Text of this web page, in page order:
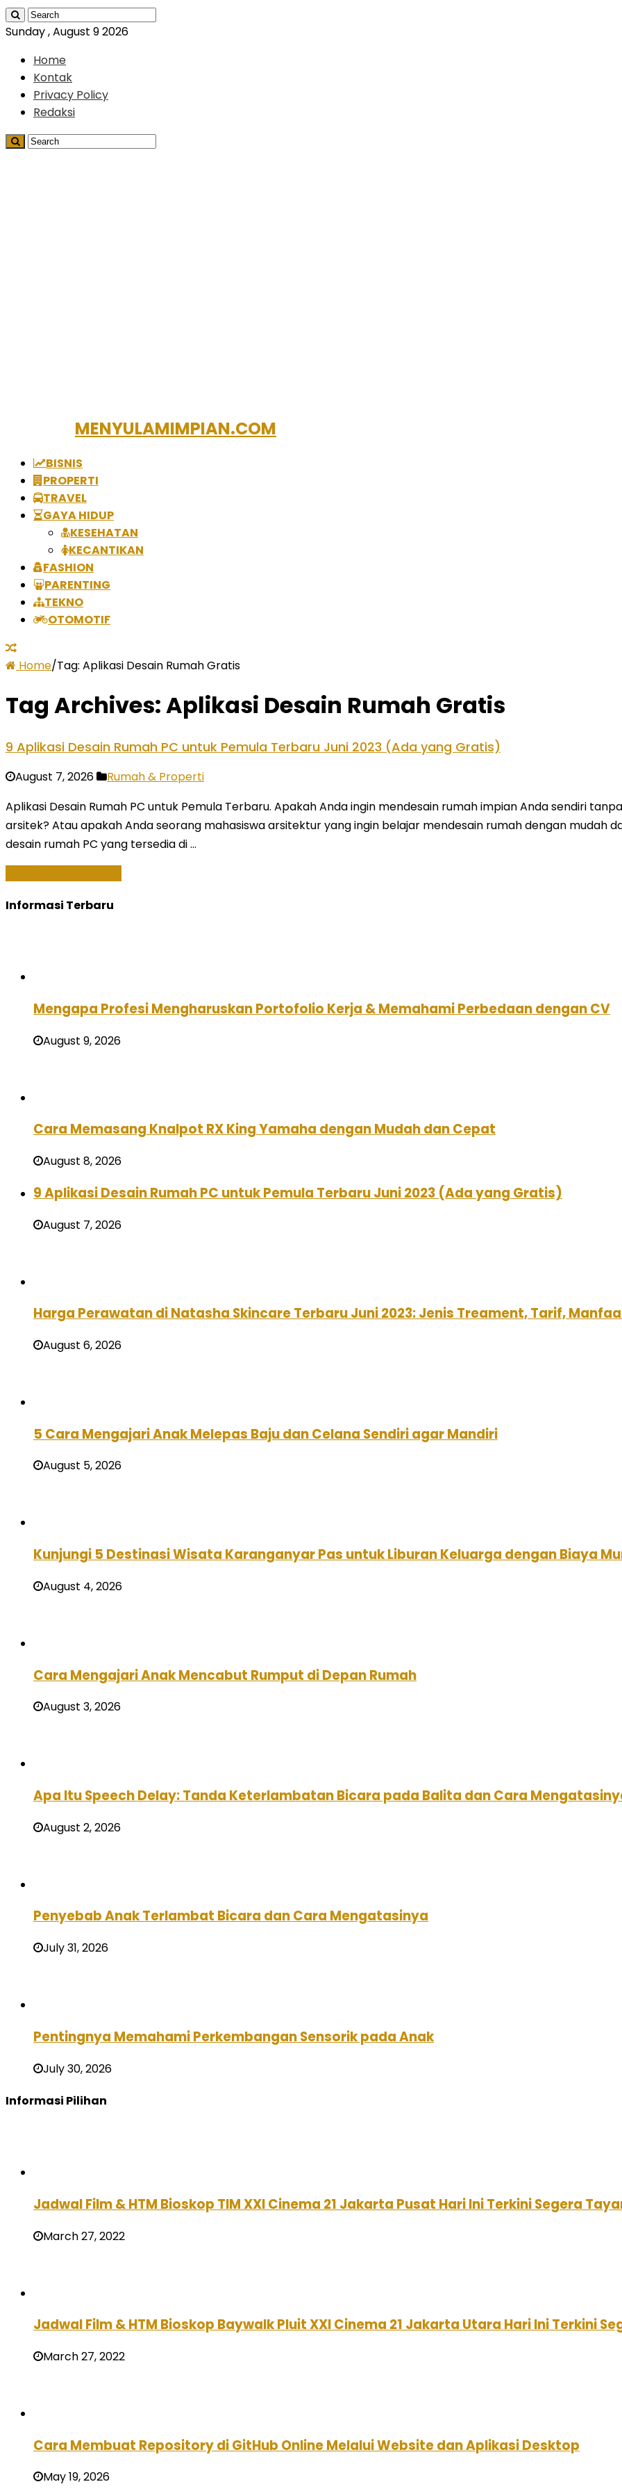
Sunday , August 9 2026
Home
Kontak
Privacy Policy
Redaksi
MENYULAMIMPIAN.COM
BISNIS
PROPERTI
TRAVEL
GAYA HIDUP
KESEHATAN
KECANTIKAN
FASHION
PARENTING
TEKNO
OTOMOTIF
Home/Tag: Aplikasi Desain Rumah Gratis
Tag Archives:Aplikasi Desain Rumah Gratis
9 Aplikasi Desain Rumah PC untuk Pemula Terbaru Juni 2023 (Ada yang Gratis)
August 7, 2026
Rumah & Properti
Aplikasi Desain Rumah PC untuk Pemula Terbaru. Apakah Anda ingin mendesain rumah impian Anda sendiri
arsitek? Atau apakah Anda seorang mahasiswa arsitektur yang ingin belajar mendesain rumah dengan mudah
desain rumah PC yang tersedia di …
Informasi Terbaru
Mengapa Profesi Mengharuskan Portofolio Kerja & Memahami Perbedaan dengan CV
August 9, 2026
Cara Memasang Knalpot RX King Yamaha dengan Mudah dan Cepat
August 8, 2026
9 Aplikasi Desain Rumah PC untuk Pemula Terbaru Juni 2023 (Ada yang Gratis)
August 7, 2026
Harga Perawatan di Natasha Skincare Terbaru Juni 2023: Jenis Treament, Tarif,
August 6, 2026
5 Cara Mengajari Anak Melepas Baju dan Celana Sendiri agar Mandiri
August 5, 2026
Kunjungi 5 Destinasi Wisata Karanganyar Pas untuk Liburan Keluarga dengan Biaya
August 4, 2026
Cara Mengajari Anak Mencabut Rumput di Depan Rumah
August 3, 2026
Apa Itu Speech Delay: Tanda Keterlambatan Bicara pada Balita dan Cara
August 2, 2026
Penyebab Anak Terlambat Bicara dan Cara Mengatasinya
July 31, 2026
Pentingnya Memahami Perkembangan Sensorik pada Anak
July 30, 2026
Informasi Pilihan
Jadwal Film & HTM Bioskop TIM XXI Cinema 21 Jakarta Pusat Hari Ini Terkini Segera
March 27, 2022
Jadwal Film & HTM Bioskop Baywalk Pluit XXI Cinema 21 Jakarta Utara Hari Ini Terkini
March 27, 2022
Cara Membuat Repository di GitHub Online Melalui Website dan Aplikasi Desktop
May 19, 2026